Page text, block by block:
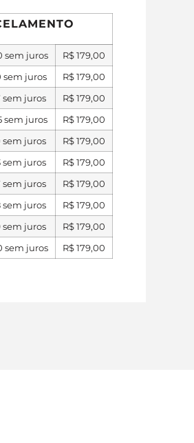
sem juros R$179,00
sem juros R$179,00
sem juros R$179,00
sem juros R$179,00
sem juros R$179,00
sem juros R$179,00
sem juros R$179,00
sem juros R$179,00
sem juros R$179,00
sem juros R$179,00